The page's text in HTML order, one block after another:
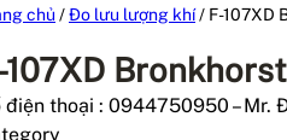
chủ /Đo lưu lượng khí/ F-107XD
107XD
điện thoại : 0944750950 – Mr.